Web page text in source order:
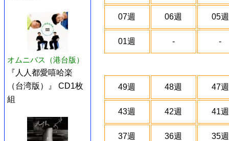
オムニバス（港台版）
『人人都愛嘻哈楽
（台湾版）』 CD1枚
組
07週 06週 05週
01週 - -
49週 48週 47週
43週 42週 41週
37週 36週 35週